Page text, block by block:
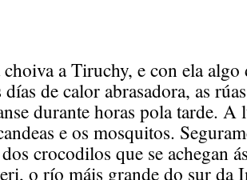
a Tiruchy, e con ela algo
de calor abrasadora, as
durante horas pola tarde. A
e os mosquitos.
crocodilos que se achegan
o río máis grande do sur da